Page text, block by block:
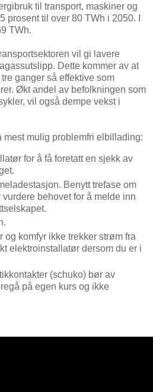
til transport, maskiner og
prosent til over 80 TWh i 2050. I
TWh.
vil gi lavere
Dette kommer av at
ganger så effektive som
Økt andel av befolkningen som
vil også dempe vekst i
mest mulig problemfri elbillading:
for å få foretatt en sjekk av
Benytt trefase om
behovet for å melde inn
og komfyr ikke trekker strøm fra
elektroinstallatør dersom du er i
(schuko) bør av
på egen kurs og ikke